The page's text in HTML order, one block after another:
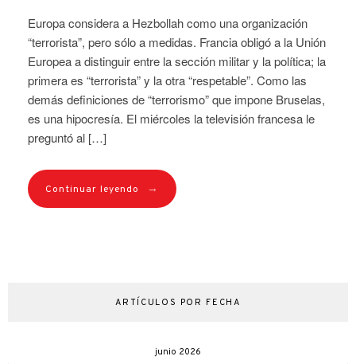
Europa considera a Hezbollah como una organización
“terrorista”, pero sólo a medidas. Francia obligó a la Unión
Europea a distinguir entre la sección militar y la política; la
primera es “terrorista” y la otra “respetable”. Como las
demás definiciones de “terrorismo” que impone Bruselas,
es una hipocresía. El miércoles la televisión francesa le
preguntó al […]
Continuar leyendo →
ARTÍCULOS POR FECHA
junio 2026